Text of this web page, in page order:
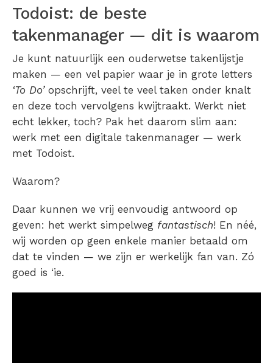
Todoist: de beste
takenmanager — dit is waarom
Je kunt natuurlijk een ouderwetse takenlijstje
maken — een vel papier waar je in grote letters
‘To Do’opschrijft, veel te veel taken onder knalt
en deze toch vervolgens kwijtraakt. Werkt niet
echt lekker, toch? Pak het daarom slim aan:
werk met een digitale takenmanager — werk
met Todoist.
Waarom?
Daar kunnen we vrij eenvoudig antwoord op
geven: het werkt simpelweg fantastisch! En néé,
wij worden op geen enkele manier betaald om
dat te vinden — we zijn er werkelijk fan van. Zó
goed is ‘ie.